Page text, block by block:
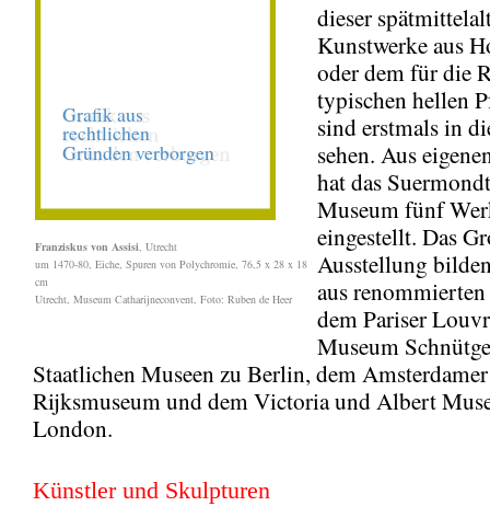
Franziskus von Assisi , Utrecht
um 1470-80, Eiche, Spuren von Polychromie, 76,5 x 28 x 18
cm
Utrecht, Museum Catharijneconvent, Foto: Ruben de Heer
dieser
Kunstwerke aus
oder dem für die
typischen hellen
sind erstmals in
sehen. Aus
hat das
Museum fünf
eingestellt. Das
Ausstellung
aus
dem Pariser
Museum
Staatlichen Museen zu Berlin, dem Amsterdamer
Rijksmuseum und dem Victoria und Albert
London.
Künstler und Skulpturen